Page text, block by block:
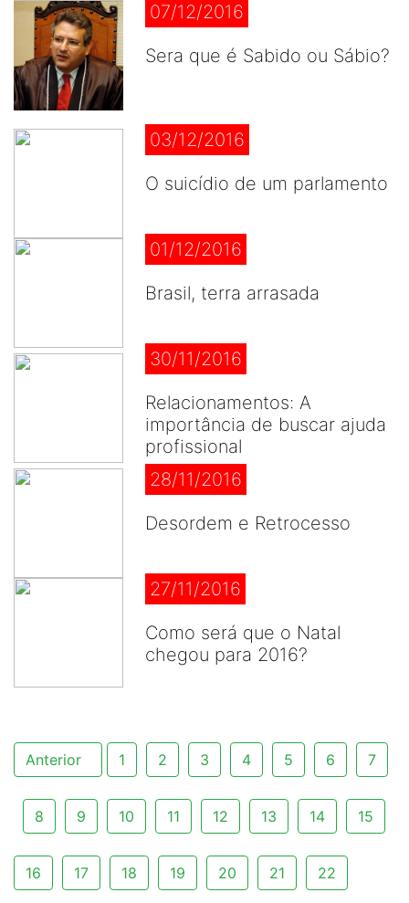
07/12/2016
Sera que é Sabido ou Sábio?
03/12/2016
O suicídio de um parlamento
01/12/2016
Brasil, terra arrasada
30/11/2016
Relacionamentos: A
importância de buscar ajuda
profissional
28/11/2016
Desordem e Retrocesso
27/11/2016
Como será que o Natal
chegou para 2016?
Anterior 1 2 3 4 5 6 7
8 9 10 11 12 13 14 15
16 17 18 19 20 21 22